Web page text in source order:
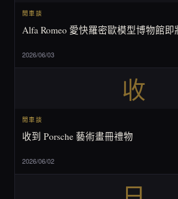
閒車談
Alfa Romeo 愛快羅密歐模型博物館
2026/06/03
收
閒車談
收到 Porsche 藝術畫冊禮物
2026/06/02